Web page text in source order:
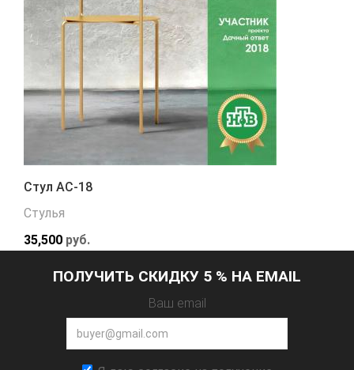
Стул АС-18
Стулья
35,500 руб.
ПОЛУЧИТЬ СКИДКУ 5 % НА EMAIL
Ваш email